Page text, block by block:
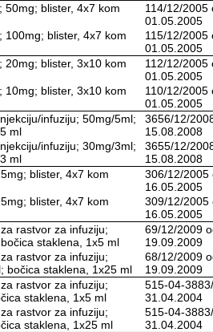
50mg; blister, 4x7 kom
114/12/2005
01.05.2005
100mg; blister, 4x7 kom
115/12/2005
01.05.2005
20mg; blister, 3x10 kom
112/12/2005
01.05.2005
10mg; blister, 3x10 kom
110/12/2005
01.05.2005
infuziju; 50mg/5ml;
ml
3656/12/
15.08.2008
infuziju; 30mg/3ml;
ml
3655/12/
15.08.2008
blister, 4x7 kom
306/12/2005
16.05.2005
blister, 4x7 kom
309/12/2005
16.05.2005
rastvor za infuziju;
staklena, 1x5 ml
69/12/2009
19.09.2009
rastvor za infuziju;
bočica staklena, 1x25 ml
68/12/2009
19.09.2009
rastvor za infuziju;
staklena, 1x5 ml
515-04-
31.04.2004
rastvor za infuziju;
staklena, 1x25 ml
515-04-
31.04.2004